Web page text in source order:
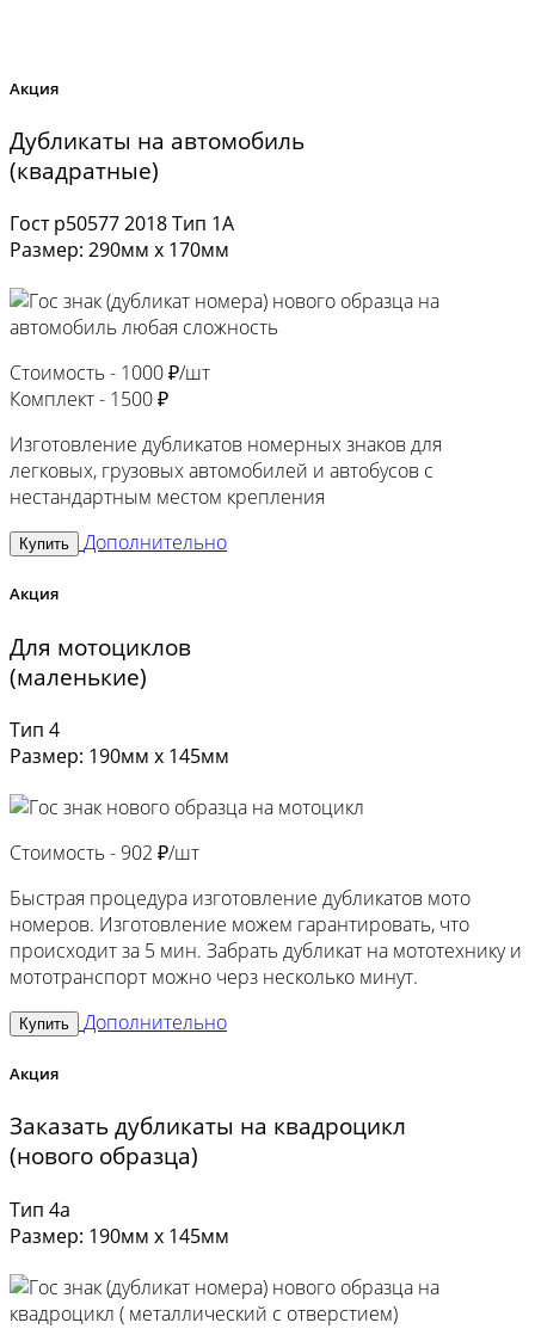
Акция
Дубликаты на автомобиль
(квадратные)
Гост р50577 2018 Тип 1А
Размер: 290мм х 170мм
Стоимость - 1000 ₽/шт
Комплект - 1500 ₽
Изготовление дубликатов номерных знаков для
легковых, грузовых автомобилей и автобусов с
нестандартным местом крепления
Купить Дополнительно
Акция
Для мотоциклов
(маленькие)
Тип 4
Размер: 190мм х 145мм
Стоимость - 902 ₽/шт
Быстрая процедура изготовление дубликатов мото
номеров. Изготовление можем гарантировать, что
происходит за 5 мин. Забрать дубликат на мототехнику и
мототранспорт можно черз несколько минут.
Купить Дополнительно
Акция
Заказать дубликаты на квадроцикл
(нового образца)
Тип 4а
Размер: 190мм х 145мм